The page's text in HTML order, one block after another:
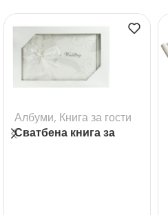
Албуми, Книга за гости
Сватбена книга за